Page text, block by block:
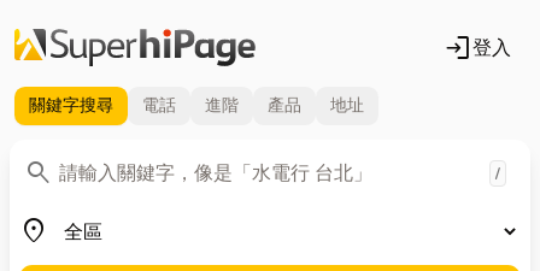
login登入
關鍵字搜尋 電話 進階 產品 地址
search
關鍵字 /
place
地區